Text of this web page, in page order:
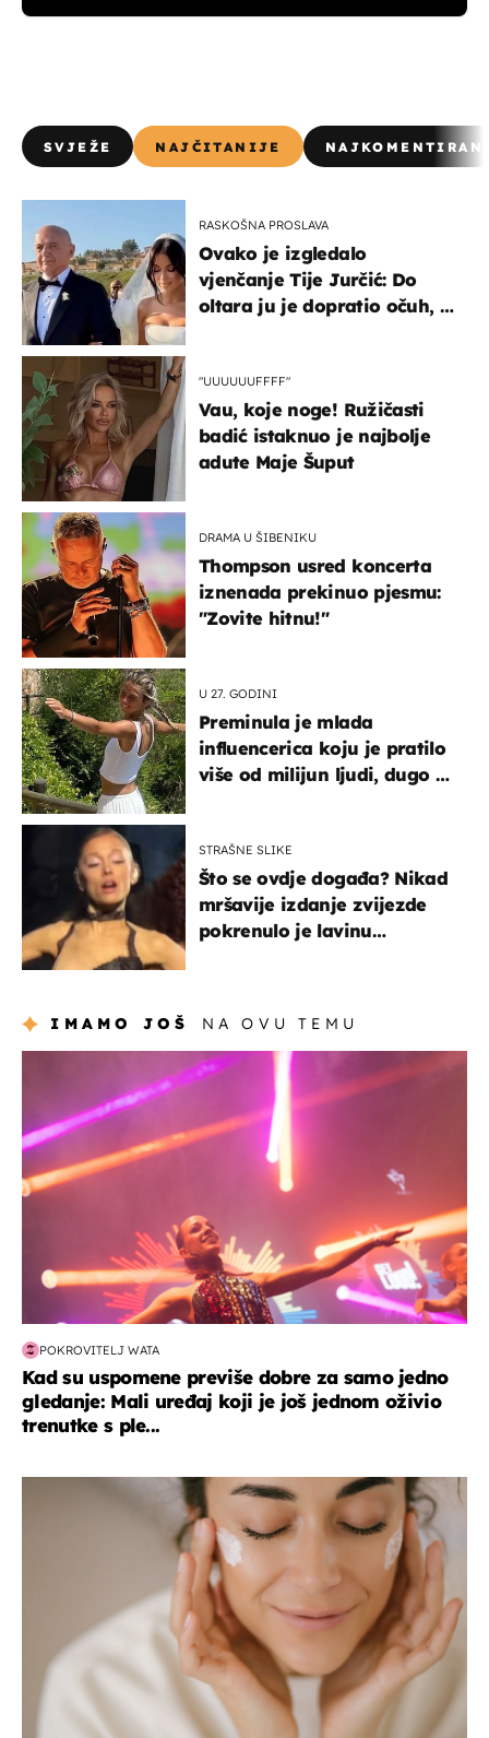
SVJEŽE NAJČITANIJE
RASKOŠNA PROSLAVA
Ovako je izgledalo
vjenčanje Tije Jurčić: Do
oltara ju je dopratio očuh, a
"UUUUUUFFFF"
Vau, koje noge! Ružičasti
badić istaknuo je najbolje
adute Maje Šuput
DRAMA U ŠIBENIKU
Thompson usred koncerta
iznenada prekinuo pjesmu:
"Zovite hitnu!"
U 27. GODINI
Preminula je mlada
influencerica koju je pratilo
više od milijun ljudi, dugo se
STRAŠNE SLIKE
Što se ovdje događa? Nikad
mršavije izdanje zvijezde
pokrenulo je lavinu
IMAMO JOŠ NA OVU TEMU
POKROVITELJ WATA
Kad su uspomene previše dobre za samo jedno
gledanje: Mali uređaj koji je još jednom oživio
trenutke s ple...
moda & ljepota